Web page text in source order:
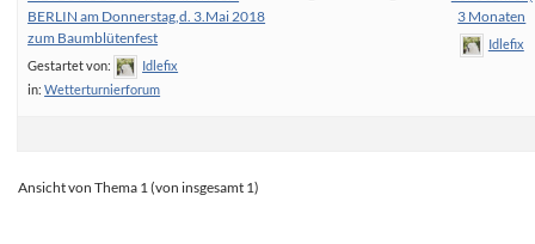
BERLIN am Donnerstag,d. 3.Mai 2018
zum Baumblütenfest
Gestartet von:
Idlefix
in:Wetterturnierforum
3 Monaten
Idlefix
Ansicht von Thema 1 (von insgesamt 1)